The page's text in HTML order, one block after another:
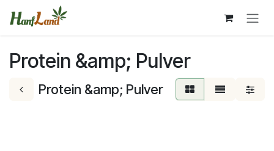
Zum Inhalt springen
Protein &amp; Pulver
Protein &amp; Pulver